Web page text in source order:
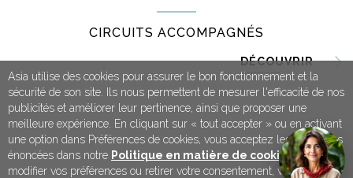
CIRCUITS ACCOMPAGNÉS
DÉCOUVRIR
Asia utilise des cookies pour assurer le bon fonctionnement et la
sécurité de son site. Ils nous permettent de mesurer l'efficacité de nos
publicités et améliorer leur pertinence, ainsi que proposer une
meilleure expérience. En cliquant sur « tout accepter » ou en activant
une option dans Préférences de cookies, vous acceptez les conditions
énoncées dans notre Politique en matière de cookies . Pour
modifier vos préférences ou retirer votre consentement, vous devez